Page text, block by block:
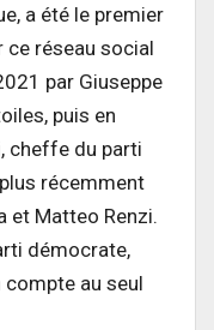
a été le premier
ce réseau social
par Giuseppe
puis en
cheffe du parti
récemment
et Matteo Renzi.
démocrate,
compte au seul